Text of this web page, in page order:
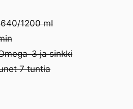
1200 ml
3 ja sinkki
7 tuntia